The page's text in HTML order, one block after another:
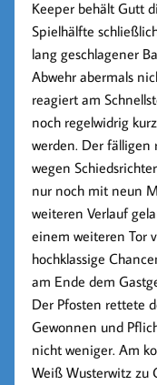
Keeper behält Gutt
Spielhälfte
lang geschlagener
Abwehr abermals
reagiert am
noch regelwidrig
werden. Der
wegen
nur noch mit neun
weiteren Verlauf
einem weiteren Tor
hochklassige
am Ende dem
Der Pfosten rettete
Gewonnen und
nicht weniger. Am
Weiß Wusterwitz zu